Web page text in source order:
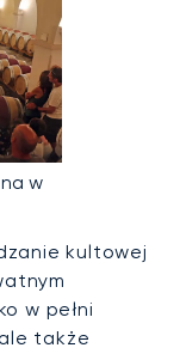
w
kultowej
w pełni
także